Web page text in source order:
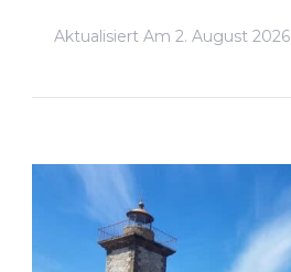
Aktualisiert Am 2. August 2026